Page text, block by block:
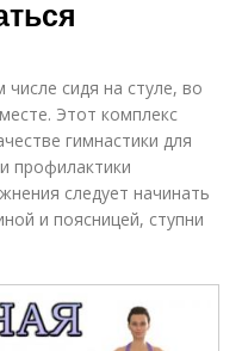
сидя на стуле, во
Этот комплекс
гимнастики для
профилактики
следует начинать
и поясницей, ступни